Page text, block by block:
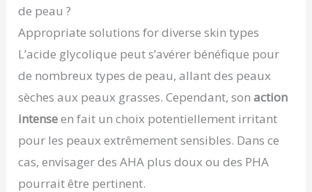
de peau ?
Appropriate solutions for diverse skin types
L’acide glycolique peut s’avérer bénéfique pour
de nombreux types de peau, allant des peaux
sèches aux peaux grasses. Cependant, sonaction
intenseen fait un choix potentiellement irritant
pour les peaux extrêmement sensibles. Dans ce
cas, envisager des AHA plus doux ou des PHA
pourrait être pertinent.